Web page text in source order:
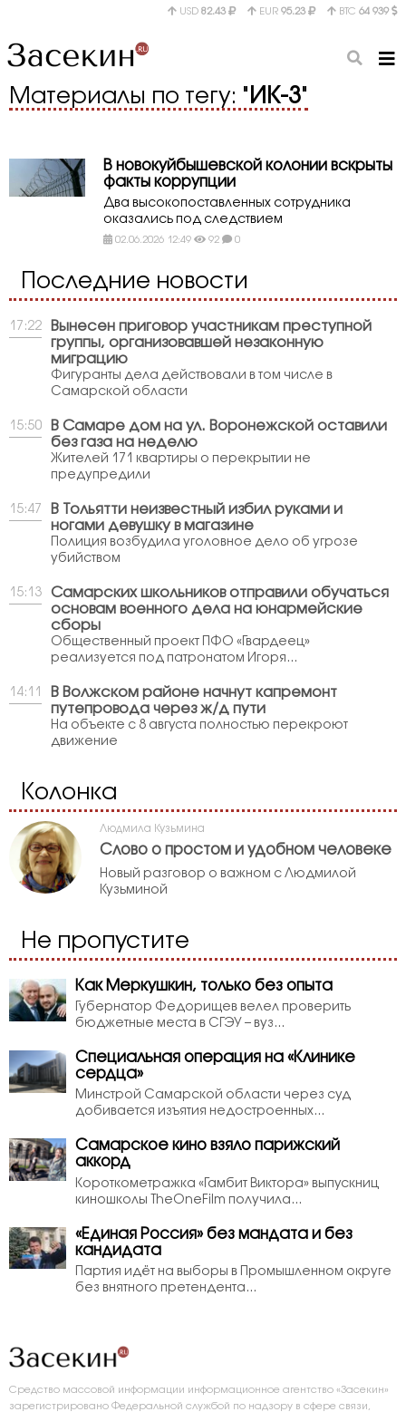
USD 82.43 EUR 95.23 BTC 64 939
Материалы по тегу: " ИК-3"
В новокуйбышевской колонии вскрыты
факты коррупции
Два высокопоставленных сотрудника
оказались под следствием
02.06.2026 12:49 92 0
Последние новости
17:22
Вынесен приговор участникам преступной
группы, организовавшей незаконную
миграцию
Фигуранты дела действовали в том числе в
Самарской области
15:50
В Самаре дом на ул. Воронежской оставили
без газа на неделю
Жителей 171 квартиры о перекрытии не
предупредили
15:47
В Тольятти неизвестный избил руками и
ногами девушку в магазине
Полиция возбудила уголовное дело об угрозе
убийством
15:13
Самарских школьников отправили обучаться
основам военного дела на юнармейские
сборы
Общественный проект ПФО «Гвардеец»
реализуется под патронатом Игоря...
14:11
В Волжском районе начнут капремонт
путепровода через ж/д пути
На объекте с 8 августа полностью перекроют
движение
Колонка
Людмила Кузьмина
Слово о простом и удобном человеке
Новый разговор о важном с Людмилой
Кузьминой
Не пропустите
Как Меркушкин, только без опыта
Губернатор Федорищев велел проверить
бюджетные места в СГЭУ – вуз...
Специальная операция на «Клинике
сердца»
Минстрой Самарской области через суд
добивается изъятия недостроенных...
Самарское кино взяло парижский
аккорд
Короткометражка «Гамбит Виктора» выпускниц
киношколы TheOneFilm получила...
«Единая Россия» без мандата и без
кандидата
Партия идёт на выборы в Промышленном округе
без внятного претендента...
Средство массовой информации информационное агентство «Засекин»
зарегистрировано Федеральной службой по надзору в сфере связи,